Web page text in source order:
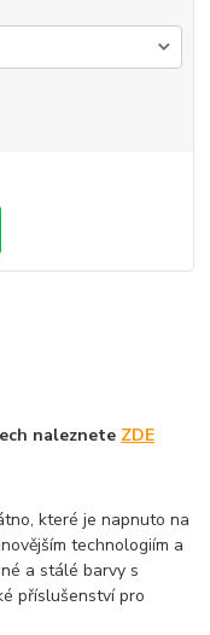
naleznete ZDE
které je napnuto na
technologiím a
a stálé barvy s
příslušenství pro